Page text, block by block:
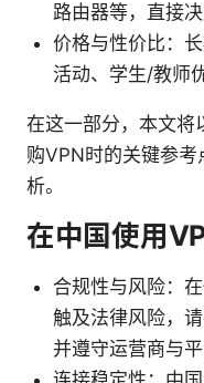
路由器等，直接
价格与性价比：
活动、学生/教师
在这一部分，本文将
购VPN时的关键参
析。
在中国使用
合规性与风险：
触及法律风险，
并遵守运营商与平